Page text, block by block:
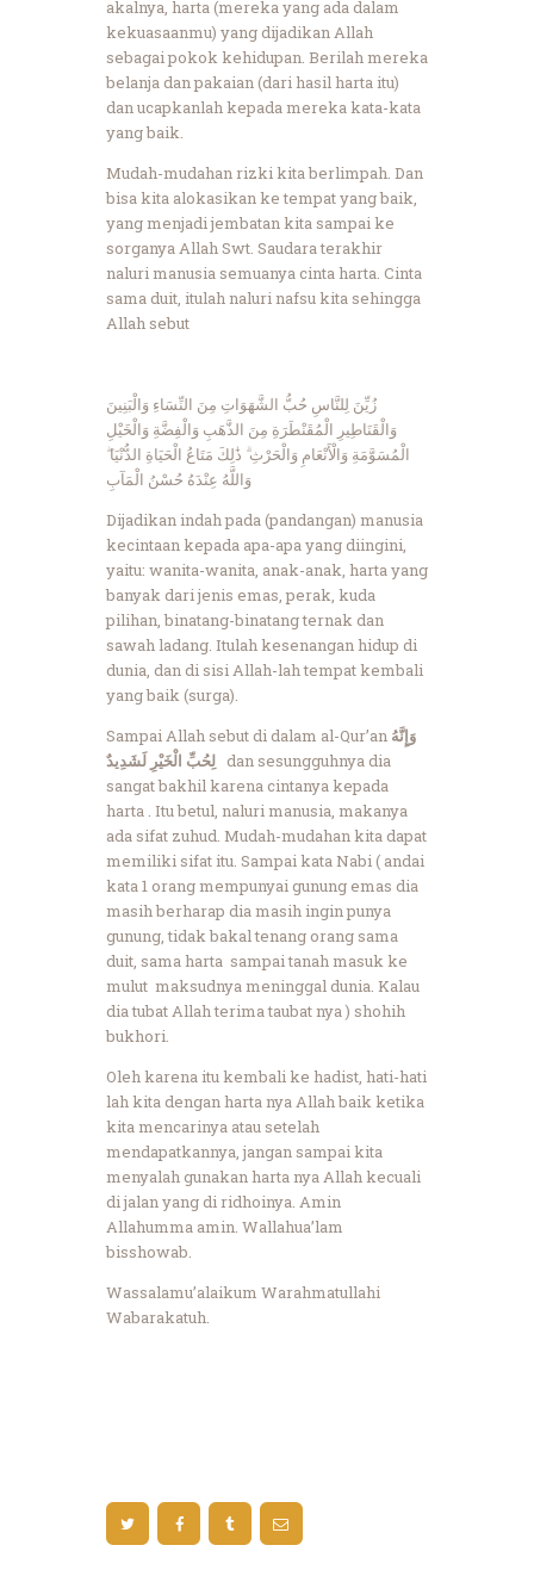
akalnya, harta (mereka yang ada dalam
kekuasaanmu) yang dijadikan Allah
sebagai pokok kehidupan. Berilah mereka
belanja dan pakaian (dari hasil harta itu)
dan ucapkanlah kepada mereka kata-kata
yang baik.
Mudah-mudahan rizki kita berlimpah. Dan
bisa kita alokasikan ke tempat yang baik,
yang menjadi jembatan kita sampai ke
sorganya Allah Swt. Saudara terakhir
naluri manusia semuanya cinta harta. Cinta
sama duit, itulah naluri nafsu kita sehingga
Allah sebut
زُيِّنَ لِلنَّاسِ حُبُّ الشَّهَوَاتِ مِنَ النِّسَاءِ وَالْبَنِينَ
وَالْقَنَاطِيرِ الْمُقَنْطَرَةِ مِنَ الذَّهَبِ وَالْفِضَّةِ وَالْخَيْلِ
الْمُسَوَّمَةِ وَالْأَنْعَامِ وَالْحَرْثِ ۗ ذَٰلِكَ مَتَاعُ الْحَيَاةِ الدُّنْيَا ۖ
وَاللَّهُ عِنْدَهُ حُسْنُ الْمَآبِ
Dijadikan indah pada (pandangan) manusia
kecintaan kepada apa-apa yang diingini,
yaitu: wanita-wanita, anak-anak, harta yang
banyak dari jenis emas, perak, kuda
pilihan, binatang-binatang ternak dan
sawah ladang. Itulah kesenangan hidup di
dunia, dan di sisi Allah-lah tempat kembali
yang baik (surga).
Sampai Allah sebut di dalam al-Qur’an وَإِنَّهُ
dan sesungguhnya dia
sangat bakhil karena cintanya kepada
harta . Itu betul, naluri manusia, makanya
ada sifat zuhud. Mudah-mudahan kita dapat
memiliki sifat itu. Sampai kata Nabi ( andai
kata 1 orang mempunyai gunung emas dia
masih berharap dia masih ingin punya
gunung, tidak bakal tenang orang sama
duit, sama harta sampai tanah masuk ke
mulut maksudnya meninggal dunia. Kalau
dia tubat Allah terima taubat nya ) shohih
bukhori.
Oleh karena itu kembali ke hadist, hati-hati
lah kita dengan harta nya Allah baik ketika
kita mencarinya atau setelah
mendapatkannya, jangan sampai kita
menyalah gunakan harta nya Allah kecuali
di jalan yang di ridhoinya. Amin
Allahumma amin. Wallahua’lam
bisshowab.
Wassalamu’alaikum Warahmatullahi
Wabarakatuh.